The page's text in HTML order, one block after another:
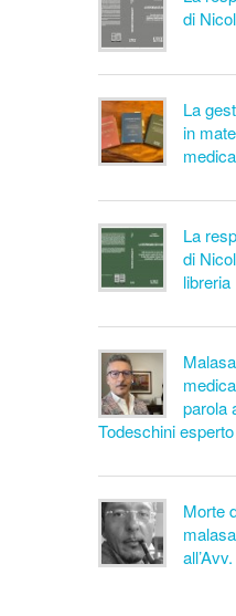
di
La
in
medica
La
di
libreria
parola
Todeschini
Morte